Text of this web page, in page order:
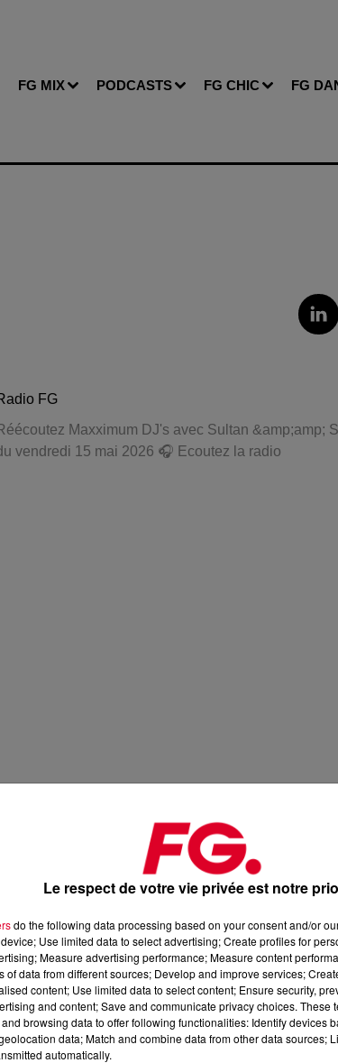
FG MIX PODCASTS FG CHIC FG
FG
Maxximum DJ's avec Sultan &amp;amp;
vendredi 15 mai 2026 🎧 Ecoutez la radio
15 mai 2026
, 📱 et sur l’Application FG (IOShttps://urlz.fr/
Le respect de votre vie privée est notre
do the following data processing based on your consent and/or
Use limited data to select advertising; Create profiles for
Measure advertising performance; Measure content
of data from different sources; Develop and improve services;
content; Use limited data to select content; Ensure security,
and content; Save and communicate privacy choices. These
browsing data to offer following functionalities: Identify devices
data; Match and combine data from other data sources;
automatically.